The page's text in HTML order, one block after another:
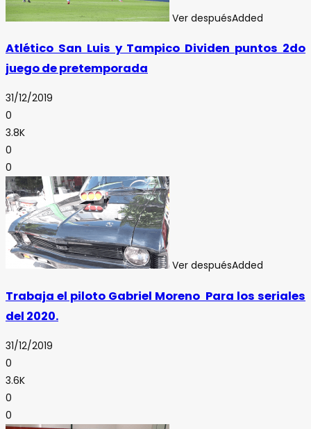
Ver despuésAdded
Atlético San Luis y Tampico Dividen puntos 2do
juego de pretemporada
31/12/2019
0
3.8K
0
0
Ver despuésAdded
Trabaja el piloto Gabriel Moreno Para los seriales
del 2020.
31/12/2019
0
3.6K
0
0